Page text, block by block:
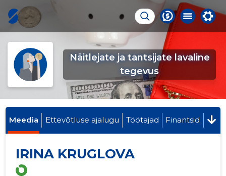
Näitlejate ja tantsijate lavaline
tegevus
Meedia Ettevõtluse ajalugu Töötajad Finantsid
IRINA KRUGLOVA